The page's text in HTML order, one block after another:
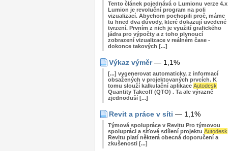
Tento článek pojednává o Lumionu verze 4.x
Lumion je revoluční program na poli
vizualizací. Abychom pochopili proč, máme
tu hned dva důvody, které dokazují uvedené
tvrzení. Prvním z nich je využití grafického
jádra pro výpočty a z toho plynoucí
zobrazení vizualizace v reálném čase -
dokonce takových [...]
Výkaz výměr— 1,1%
[...] vygenerovat automaticky, z informací
obsažených v projektovaných prvcích. K
tomu slouží kalkulační aplikace Autodesk
Quantity Takeoff (QTO) . Ta ale výrazně
zjednoduší [...]
Revit a práce v síti — 1,1%
Týmová spolupráce v Revitu Pro týmovou
spolupráci a síťové sdílení projektu Autodesk
Revitu platí některá obecná doporučení a
zkušenosti [...]